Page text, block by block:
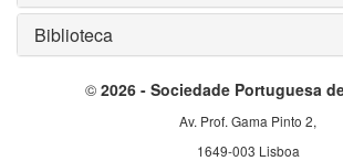
Biblioteca
© 2026 - Sociedade Portuguesa
Av. Prof. Gama Pinto 2,
1649-003 Lisboa